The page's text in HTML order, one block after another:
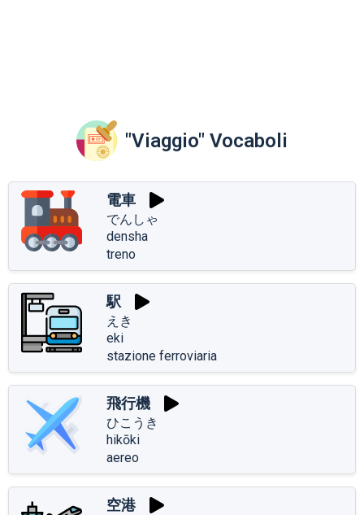
"Viaggio" Vocaboli
電車
でんしゃ
densha
treno
駅
えき
eki
stazione ferroviaria
飛行機
ひこうき
hikōki
aereo
空港